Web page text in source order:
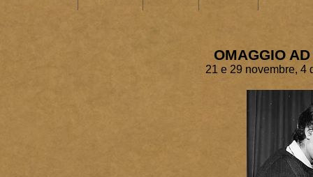
OMAGGIO
21 e 29 novembre, 4